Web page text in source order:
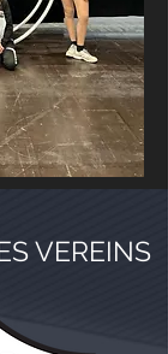
VEREINS